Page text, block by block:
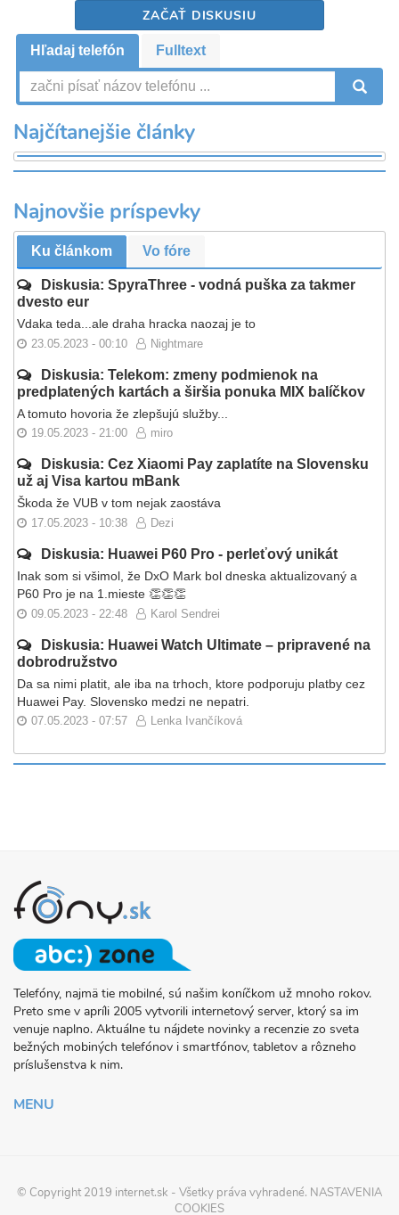
ZAČAŤ DISKUSIU
Hľadaj telefón Fulltext
Najčítanejšie články
Najnovšie príspevky
Ku článkom Vo fóre
Diskusia: SpyraThree - vodná puška za takmer
dvesto eur
Vdaka teda...ale draha hracka naozaj je to
23.05.2023 - 00:10 Nightmare
Diskusia: Telekom: zmeny podmienok na
predplatených kartách a širšia ponuka MIX balíčkov
A tomuto hovoria že zlepšujú služby...
19.05.2023 - 21:00 miro
Diskusia: Cez Xiaomi Pay zaplatíte na Slovensku
už aj Visa kartou mBank
Škoda že VUB v tom nejak zaostáva
17.05.2023 - 10:38 Dezi
Diskusia: Huawei P60 Pro - perleťový unikát
Inak som si všimol, že DxO Mark bol dneska aktualizovaný a
P60 Pro je na 1.mieste 👏👏👏
09.05.2023 - 22:48 Karol Sendrei
Diskusia: Huawei Watch Ultimate – pripravené na
dobrodružstvo
Da sa nimi platit, ale iba na trhoch, ktore podporuju platby cez
Huawei Pay. Slovensko medzi ne nepatri.
07.05.2023 - 07:57 Lenka Ivančíková
O
PROJEKTE
FONY.SK
Telefóny, najmä tie mobilné, sú našim koníčkom už mnoho rokov.
Preto sme v apríli 2005 vytvorili internetový server, ktorý sa im
venuje naplno. Aktuálne tu nájdete novinky a recenzie zo sveta
bežných mobiných telefónov i smartfónov, tabletov a rôzneho
príslušenstva k nim.
MENU
© Copyright 2019 internet.sk - Všetky práva vyhradené. NASTAVENIA
COOKIES